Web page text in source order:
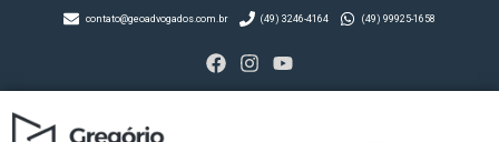
contato@geoadvogados.com.br (49) 3246-4164 (49) 99925-1658